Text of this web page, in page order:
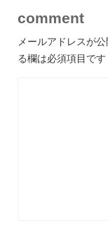
comment
メールアドレスが
る欄は必須項目です